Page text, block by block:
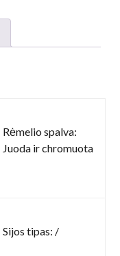
Rėmelio spalva:
Juoda ir chromuota
Sijos tipas: /